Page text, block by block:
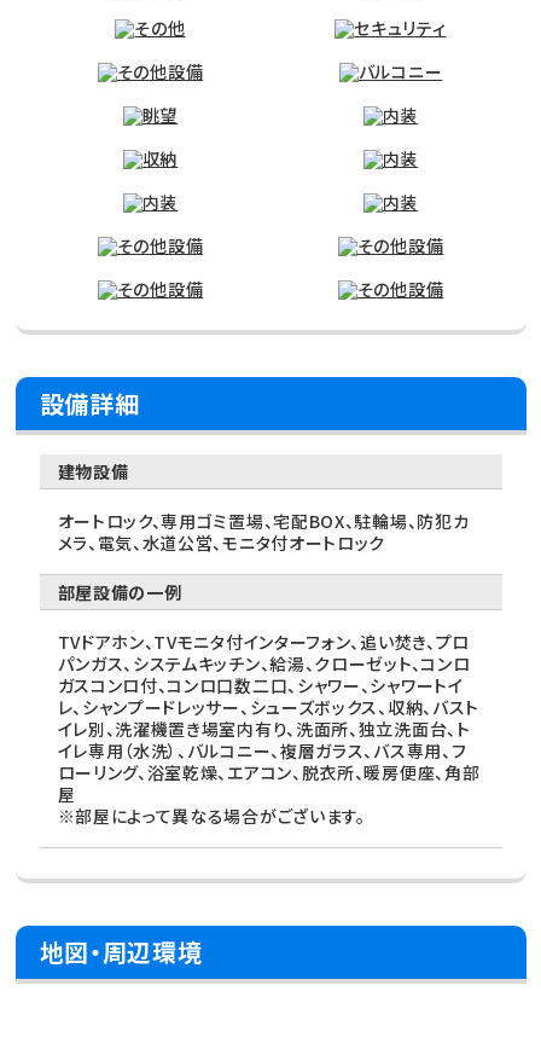
設備詳細
建物設備
オートロック、専用ゴミ置場、宅配BOX、駐輪場、防犯カ
メラ、電気、水道公営、モニタ付オートロック
部屋設備の一例
TVドアホン、TVモニタ付インターフォン、追い焚き、プロ
パンガス、システムキッチン、給湯、クローゼット、コンロ
ガスコンロ付、コンロ口数二口、シャワー、シャワートイ
レ、シャンプードレッサー、シューズボックス、収納、バスト
イレ別、洗濯機置き場室内有り、洗面所、独立洗面台、ト
イレ専用（水洗）、バルコニー、複層ガラス、バス専用、フ
ローリング、浴室乾燥、エアコン、脱衣所、暖房便座、角部
屋
※部屋によって異なる場合がございます。
地図・周辺環境